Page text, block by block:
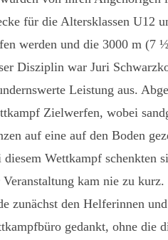
für die Altersklassen U12
werden und die 3000 m (7
Disziplin war Juri
Leistung aus.
Zielwerfen, wobei
auf eine auf den Boden
diesem Wettkampf schenkten
Veranstaltung kam nie zu
zunächst den Helferinnen
gedankt, ohne die